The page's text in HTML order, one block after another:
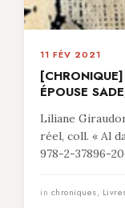
11 FÉV 2021
ÉPOUSE
Liliane
réel, coll. « Al
978-2-37896-
in chroniques,